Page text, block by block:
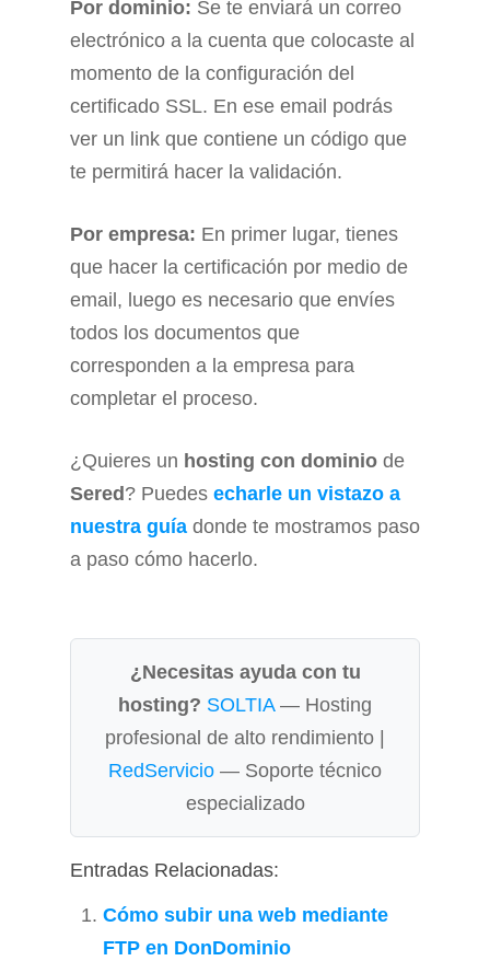
Por dominio: Se te enviará un correo
electrónico a la cuenta que colocaste al
momento de la configuración del
certificado SSL. En ese email podrás
ver un link que contiene un código que
te permitirá hacer la validación.
Por empresa: En primer lugar, tienes
que hacer la certificación por medio de
email, luego es necesario que envíes
todos los documentos que
corresponden a la empresa para
completar el proceso.
¿Quieres un hosting con dominio de
Sered ? Puedes echarle un vistazo a
nuestra guía donde te mostramos paso
a paso cómo hacerlo.
¿Necesitas ayuda con tu
hosting? SOLTIA— Hosting
profesional de alto rendimiento |
RedServicio — Soporte técnico
especializado
Entradas Relacionadas:
Cómo subir una web mediante
FTP en DonDominio